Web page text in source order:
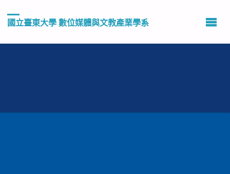
國立臺東大學 數位媒體與文教產業學系